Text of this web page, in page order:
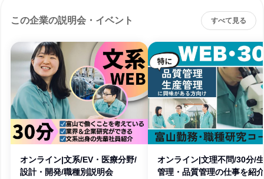
この企業の説明会・イベント すべて見る
オンライン|文系/EV・医療分野/
設計・開発/職種別説明会
オンライン|文理不問/30分/
管理・品質管理の仕事を紹介